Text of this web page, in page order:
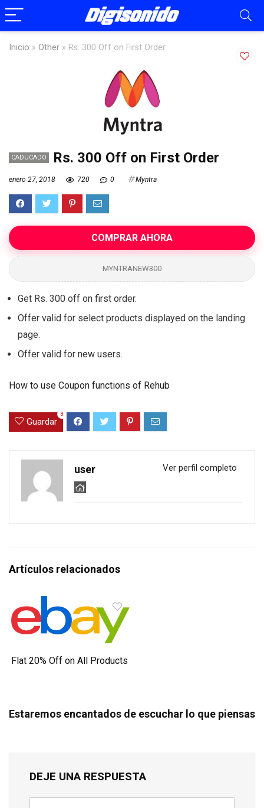
Inicio » Other » Rs. 300 Off on First Order
CADUCADO Rs. 300 Off on First Order
enero 27, 2018 720 0 Myntra
COMPRAR AHORA
MYNTRANEW300
Get Rs. 300 off on first order.
Offer valid for select products displayed on the landing
page.
Offer valid for new users.
How to use Coupon functions of Rehub
Guardar
8
Ver perfil completo
user
Artículos relacionados
Flat 20% Off on All Products
Estaremos encantados de escuchar lo que piensas
DEJE UNA RESPUESTA